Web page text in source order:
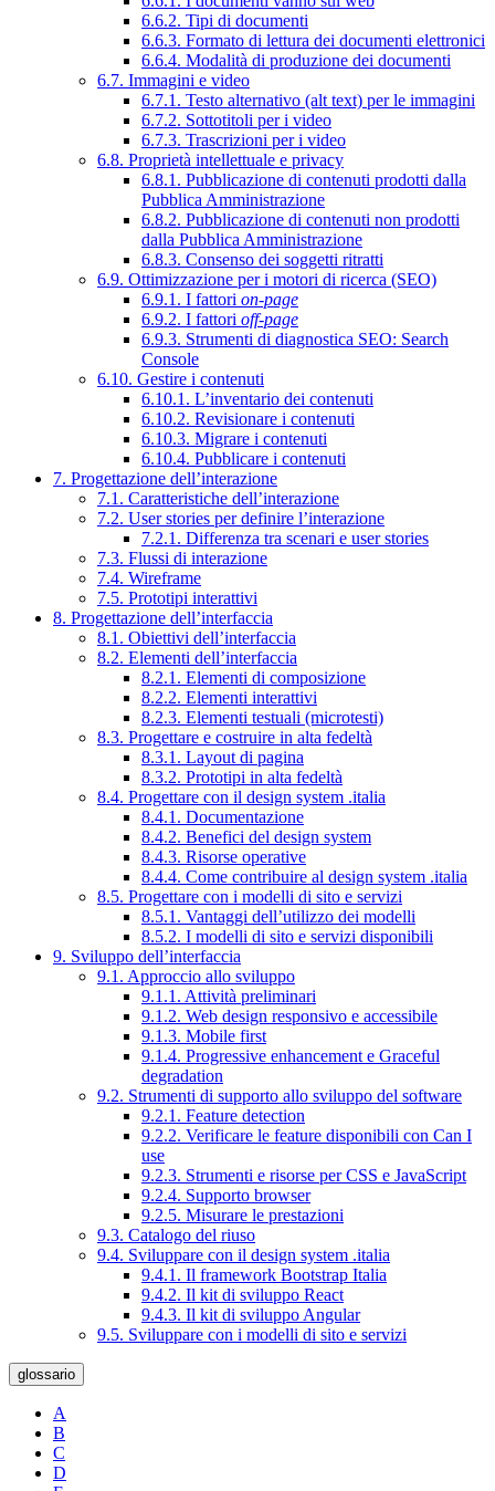
6.6.2. Tipi di documenti
6.6.3. Formato di lettura dei documenti elettronici
6.6.4. Modalità di produzione dei documenti
6.7. Immagini e video
6.7.1. Testo alternativo (alt text) per le immagini
6.7.2. Sottotitoli per i video
6.7.3. Trascrizioni per i video
6.8. Proprietà intellettuale e privacy
6.8.1. Pubblicazione di contenuti prodotti dalla
Pubblica Amministrazione
6.8.2. Pubblicazione di contenuti non prodotti
dalla Pubblica Amministrazione
6.8.3. Consenso dei soggetti ritratti
6.9. Ottimizzazione per i motori di ricerca (SEO)
6.9.1. I fattori on-page
6.9.2. I fattori off-page
6.9.3. Strumenti di diagnostica SEO: Search
Console
6.10. Gestire i contenuti
6.10.1. L’inventario dei contenuti
6.10.2. Revisionare i contenuti
6.10.3. Migrare i contenuti
6.10.4. Pubblicare i contenuti
7. Progettazione dell’interazione
7.1. Caratteristiche dell’interazione
7.2. User stories per definire l’interazione
7.2.1. Differenza tra scenari e user stories
7.3. Flussi di interazione
7.4. Wireframe
7.5. Prototipi interattivi
8. Progettazione dell’interfaccia
8.1. Obiettivi dell’interfaccia
8.2. Elementi dell’interfaccia
8.2.1. Elementi di composizione
8.2.2. Elementi interattivi
8.2.3. Elementi testuali (microtesti)
8.3. Progettare e costruire in alta fedeltà
8.3.1. Layout di pagina
8.3.2. Prototipi in alta fedeltà
8.4. Progettare con il design system .italia
8.4.1. Documentazione
8.4.2. Benefici del design system
8.4.3. Risorse operative
8.4.4. Come contribuire al design system .italia
8.5. Progettare con i modelli di sito e servizi
8.5.1. Vantaggi dell’utilizzo dei modelli
8.5.2. I modelli di sito e servizi disponibili
9. Sviluppo dell’interfaccia
9.1. Approccio allo sviluppo
9.1.1. Attività preliminari
9.1.2. Web design responsivo e accessibile
9.1.3. Mobile first
9.1.4. Progressive enhancement e Graceful
degradation
9.2. Strumenti di supporto allo sviluppo del software
9.2.1. Feature detection
9.2.2. Verificare le feature disponibili con Can I
use
9.2.3. Strumenti e risorse per CSS e JavaScript
9.2.4. Supporto browser
9.2.5. Misurare le prestazioni
9.3. Catalogo del riuso
9.4. Sviluppare con il design system .italia
9.4.1. Il framework Bootstrap Italia
9.4.2. Il kit di sviluppo React
9.4.3. Il kit di sviluppo Angular
9.5. Sviluppare con i modelli di sito e servizi
glossario
A
B
C
D